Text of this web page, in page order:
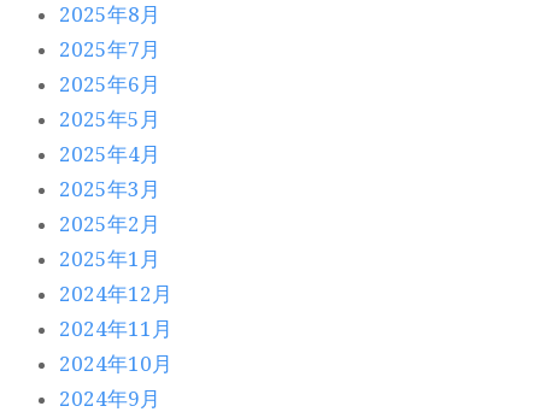
2025年8月
2025年7月
2025年6月
2025年5月
2025年4月
2025年3月
2025年2月
2025年1月
2024年12月
2024年11月
2024年10月
2024年9月